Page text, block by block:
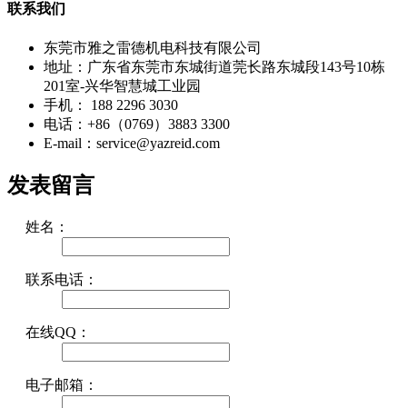
联系我们
东莞市雅之雷德机电科技有限公司
地址：广东省东莞市东城街道莞长路东城段143号10栋
201室-兴华智慧城工业园
手机： 188 2296 3030
电话：+86（0769）3883 3300
E-mail：service@yazreid.com
发表留言
姓名：
联系电话：
在线QQ：
电子邮箱：